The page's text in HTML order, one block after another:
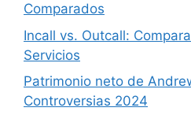
Comparados
Incall vs. Outcall:
Servicios
Patrimonio neto de
Controversias 2024